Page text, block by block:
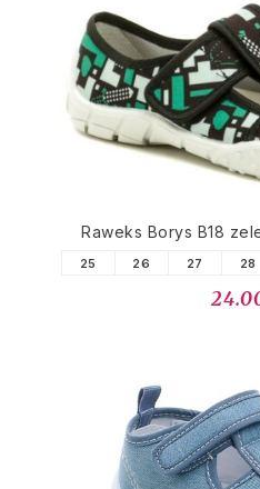
Raweks Borys B18
25 26 27 28